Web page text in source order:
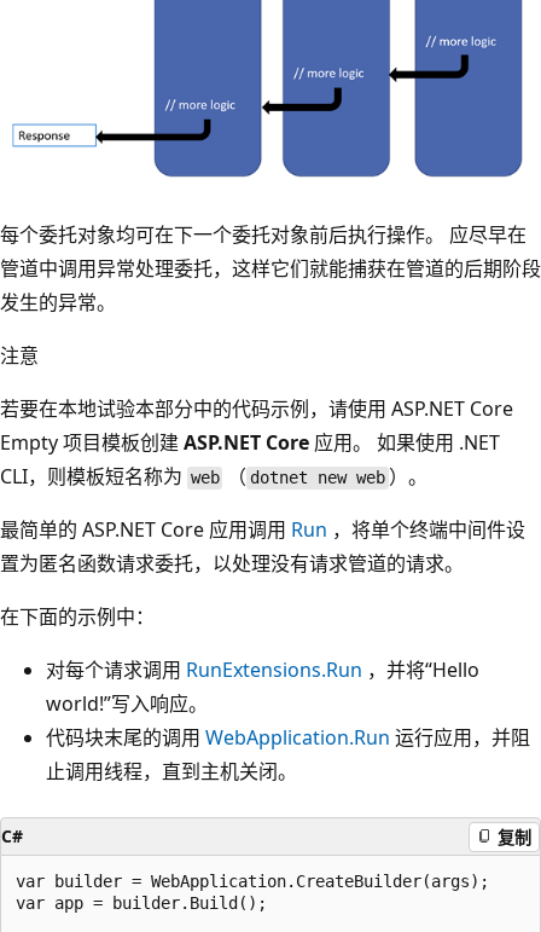
每个委托对象均可在下一个委托对象前后执行操作。 应尽早在
管道中调用异常处理委托，这样它们就能捕获在管道的后期阶段
发生的异常。
注意
若要在本地试验本部分中的代码示例，请使用 ASP.NET Core
Empty 项目模板创建ASP.NET Core 应用。 如果使用 .NET
CLI，则模板短名称为 web （ dotnet new web ）。
最简单的 ASP.NET Core 应用调用 Run ，将单个终端中间件设
置为匿名函数请求委托，以处理没有请求管道的请求。
在下面的示例中：
对每个请求调用 RunExtensions.Run ，并将“Hello
world!”写入响应。
代码块末尾的调用 WebApplication.Run 运行应用，并阻
止调用线程，直到主机关闭。
C# 复制
var builder = WebApplication.CreateBuilder(args);
var app = builder.Build();